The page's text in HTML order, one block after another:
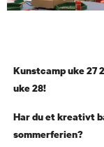
Kunstcamp uke 27
uke 28!
Har du et kreativt
sommerferien?